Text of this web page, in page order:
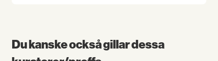
Du kanske också gillar dessa